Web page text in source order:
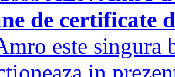
de certificate
este singura